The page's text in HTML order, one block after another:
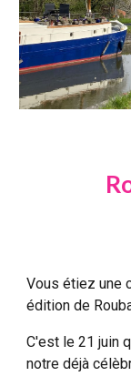
Vous étiez une
édition de
C'est le 21 juin
notre déjà